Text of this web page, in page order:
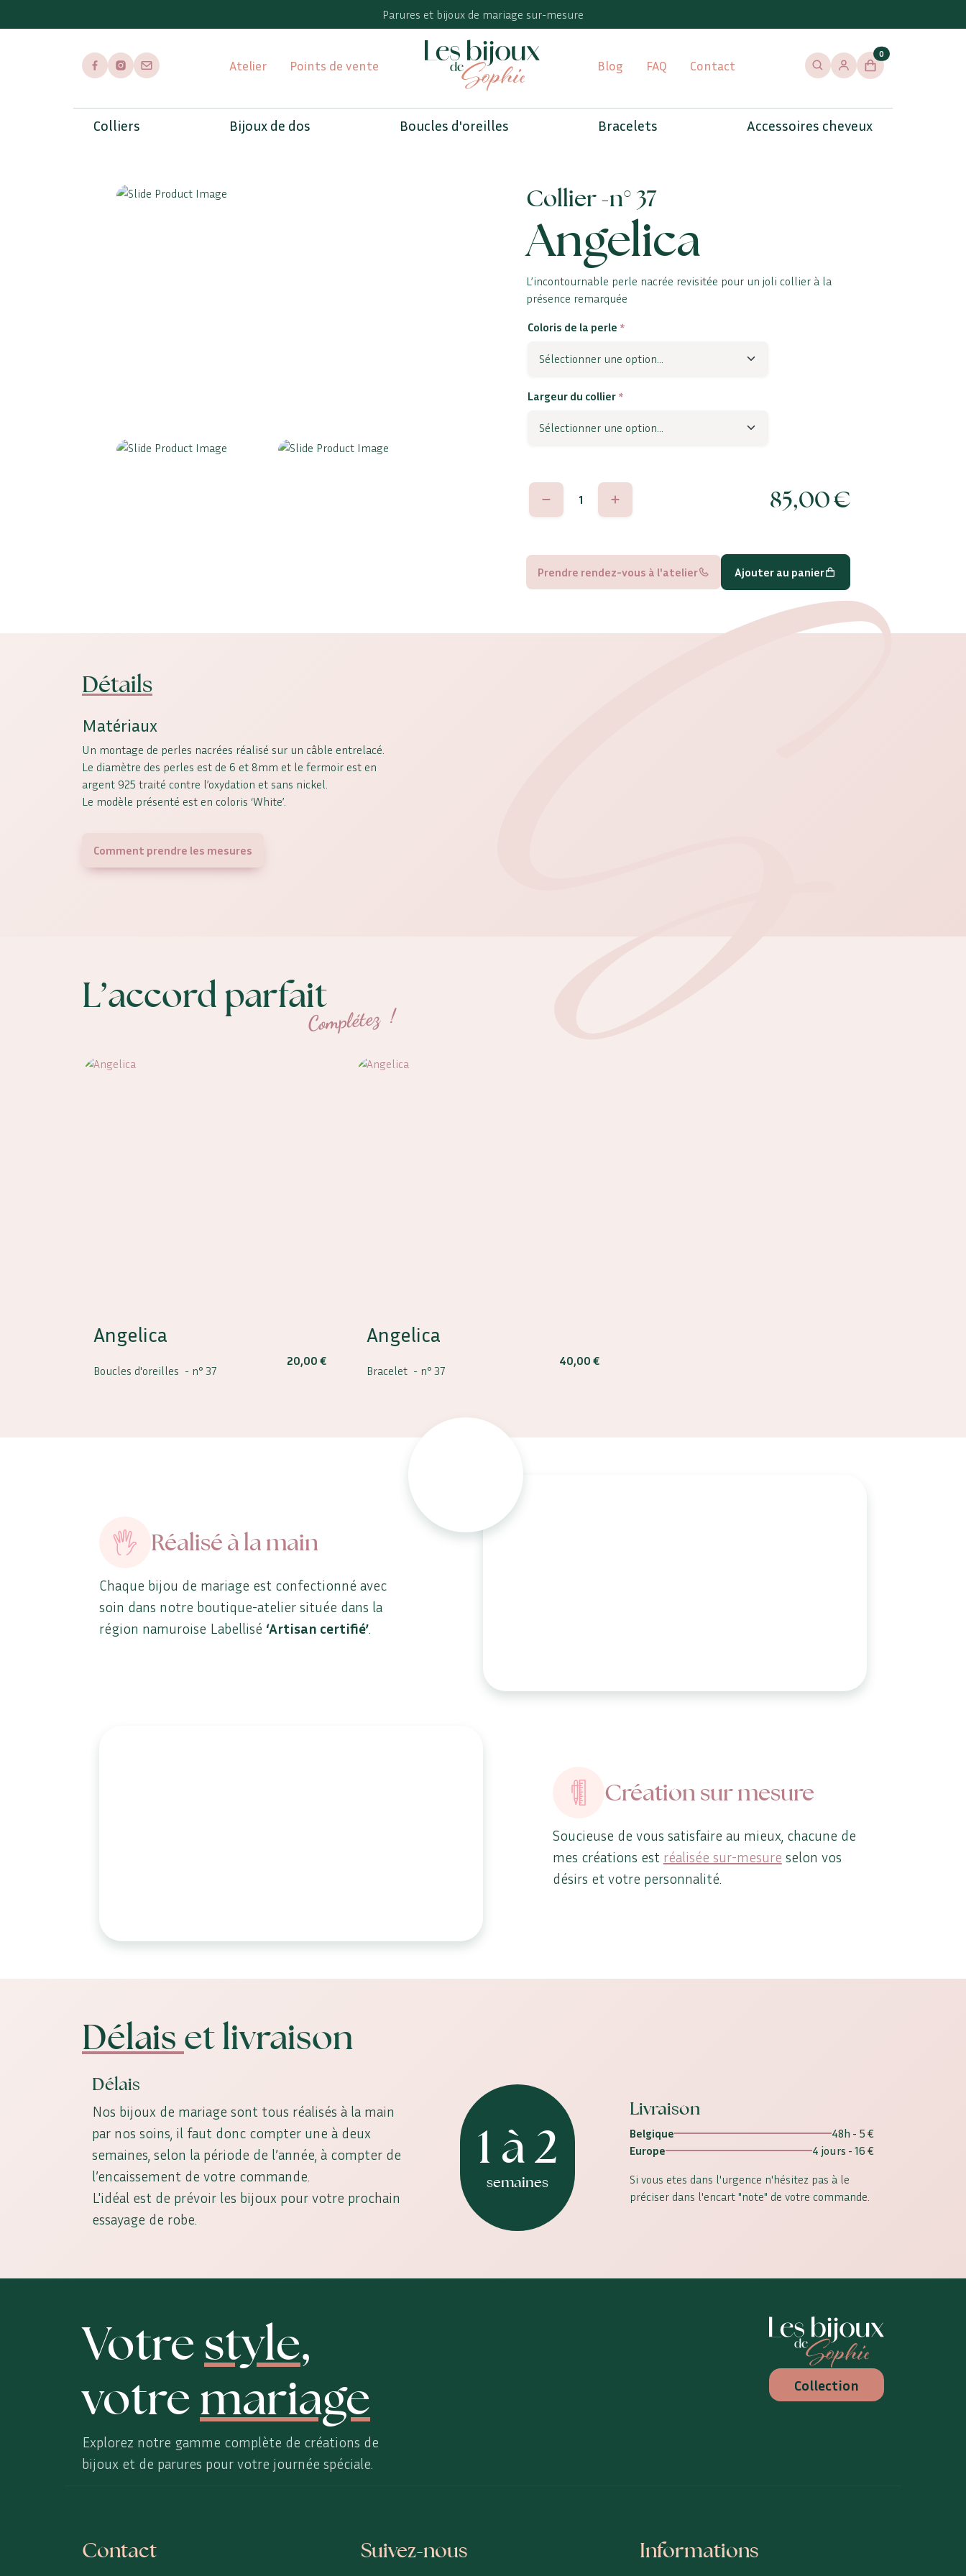
Parures et bijoux de mariage sur-mesure
Atelier Points de vente Blog FAQ Contact
Page Facebook
Page Instagram
Envoyer un mail RechercherSe connecter / s'inscrire
Panier
0
Colliers Bijoux de dos Boucles d'oreilles Bracelets Accessoires cheveux
Collier -n° 37
Angelica
L’incontournable perle nacrée revisitée pour un joli collier à la
présence remarquée
Coloris de la perle *
Largeur du collier *
quantité
85,00€
Prendre rendez-vous à l'atelier Ajouter au panier
Détails
Matériaux
Un montage de perles nacrées réalisé sur un câble entrelacé.
Le diamètre des perles est de 6 et 8mm et le fermoir est en
argent 925 traité contre l’oxydation et sans nickel.
Le modèle présenté est en coloris ‘White’.
Comment prendre les mesures
L’accord parfait
Complétez !
Angelica
Boucles d'oreilles - n° 37
20,00 €
Angelica
Bracelet - n° 37
40,00 €
Réalisé à la main
Chaque bijou de mariage est confectionné avec
soin dans notre boutique-atelier située dans la
région namuroise Labellisé ‘Artisan certifié’
Création sur mesure
Soucieuse de vous satisfaire au mieux, chacune de
mes créations est réalisée sur-mesure selon vos
désirs et votre personnalité.
Délais et livraison
Délais
Nos bijoux de mariage sont tous réalisés à la main
par nos soins, il faut donc compter une à deux
semaines, selon la période de l’année, à compter de
l’encaissement de votre commande.
L'idéal est de prévoir les bijoux pour votre prochain
essayage de robe.
1 à 2
semaines
Livraison
Belgique
48h - 5 €
Europe
4 jours - 16 €
Si vous etes dans l'urgence n'hésitez pas à le
préciser dans l'encart "note" de votre commande.
Votrestyle,
votremariage
Explorez notre gamme complète de créations de
bijoux et de parures pour votre journée spéciale.
Les Bijoux de Sophie
Collection
Contact Suivez-nous Informations